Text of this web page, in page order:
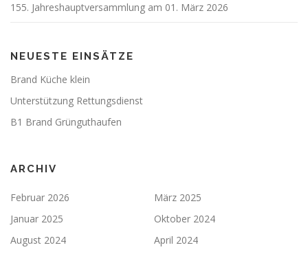
155. Jahreshauptversammlung am 01. März 2026
NEUESTE EINSÄTZE
Brand Küche klein
Unterstützung Rettungsdienst
B1 Brand Grünguthaufen
ARCHIV
Februar 2026
März 2025
Januar 2025
Oktober 2024
August 2024
April 2024